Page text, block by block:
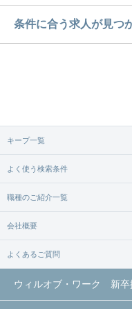
ときわ台駅の求人数
るかぜひチェックし
条件に合う求人が見つ
無料相談の登録はコチ
キープ一覧
よく使う検索条件
職種のご紹介一覧
会社概要
よくあるご質問
ウィルオブ・ワーク 新卒